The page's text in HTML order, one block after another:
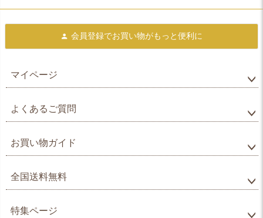
会員登録でお買い物がもっと便利に
マイページ
よくあるご質問
お買い物ガイド
全国送料無料
特集ページ